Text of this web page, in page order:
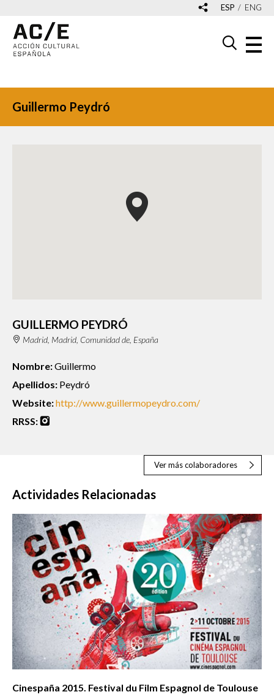
ESP ENG
Guillermo Peydró
GUILLERMO PEYDRÓ
Madrid, Madrid, Comunidad de, España
Nombre:Guillermo
Apellidos: Peydró
Website:http://www.guillermopeydro.com/
RRSS:
Ver más colaboradores
Actividades Relacionadas
Cinespaña 2015. Festival du Film Espagnol de Toulouse